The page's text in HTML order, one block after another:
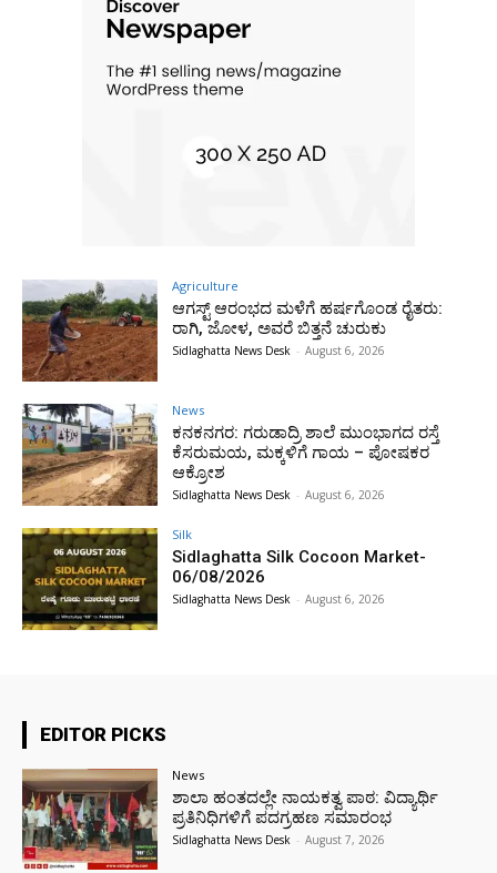
Agriculture
ಆಗಸ್ಟ್ ಆರಂಭದ ಮಳೆಗೆ ಹರ್ಷಗೊಂಡ ರೈತರು:
ರಾಗಿ, ಜೋಳ, ಅವರೆ ಬಿತ್ತನೆ ಚುರುಕು
Sidlaghatta News Desk - August 6, 2026
News
ಕನಕನಗರ: ಗರುಡಾದ್ರಿ ಶಾಲೆ ಮುಂಭಾಗದ ರಸ್ತೆ
ಕೆಸರುಮಯ, ಮಕ್ಕಳಿಗೆ ಗಾಯ – ಪೋಷಕರ
ಆಕ್ರೋಶ
Sidlaghatta News Desk - August 6, 2026
Silk
Sidlaghatta Silk Cocoon Market-
06/08/2026
Sidlaghatta News Desk - August 6, 2026
EDITOR PICKS
News
ಶಾಲಾ ಹಂತದಲ್ಲೇ ನಾಯಕತ್ವ ಪಾಠ: ವಿದ್ಯಾರ್ಥಿ
ಪ್ರತಿನಿಧಿಗಳಿಗೆ ಪದಗ್ರಹಣ ಸಮಾರಂಭ
Sidlaghatta News Desk - August 7, 2026